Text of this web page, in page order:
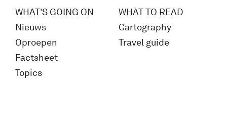
WHAT'S GOING ON
Nieuws
Oproepen
Factsheet
Topics
WHAT TO READ
Cartography
Travel guide